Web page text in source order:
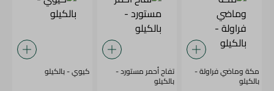
مكة وماضي فراولة -
بالكيلو
تفاح أحمر مستورد -
بالكيلو
كيوي - بالكيلو